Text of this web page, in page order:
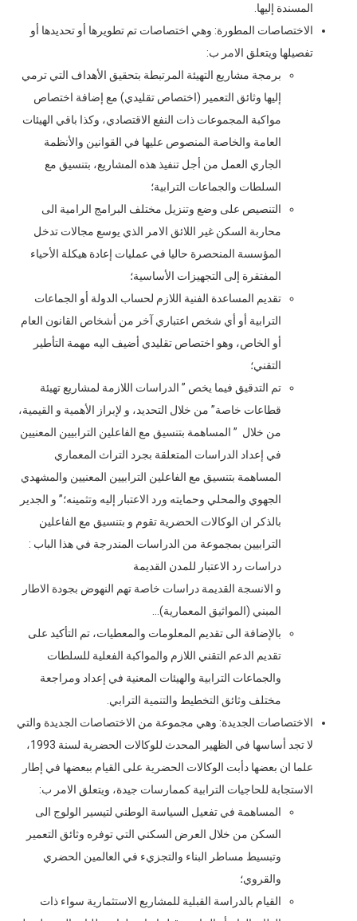
المسندة إليها.
الاختصاصات المطورة: وهي اختصاصات تم تطويرها أو تحديدها أو
تفصيلها ويتعلق الامر ب:
برمجة مشاريع التهيئة المرتبطة بتحقيق الأهداف التي ترمي
إليها وثائق التعمير (اختصاص تقليدي) مع إضافة اختصاص
مواكبة المجموعات ذات النفع الاقتصادي، وكذا باقي الهيئات
العامة والخاصة المنصوص عليها في القوانين والأنظمة
الجاري العمل من أجل تنفيذ هذه المشاريع، بتنسيق مع
السلطات والجماعات الترابية؛
التنصيص على وضع وتنزيل مختلف البرامج الرامية الى
محاربة السكن غير اللائق الامر الذي يوسع مجالات تدخل
المؤسسة المنحصرة حاليا في عمليات إعادة هيكلة الأحياء
المفتقرة إلى التجهيزات الأساسية؛
تقديم المساعدة الفنية اللازم لحساب الدولة أو الجماعات
الترابية أو أي شخص اعتباري آخر من أشخاص القانون العام
أو الخاص، وهو اختصاص تقليدي أضيف اليه مهمة التأطير
التقني؛
تم التدقيق فيما يخص ” الدراسات اللازمة لمشاريع تهيئة
قطاعات خاصة” من خلال التحديد، و لإبراز الأهمية و القيمية،
من خلال ” المساهمة بتنسيق مع الفاعلين الترابيين المعنيين
في إعداد الدراسات المتعلقة بجرد التراث المعماري
المساهمة بتنسيق مع الفاعلين الترابيين المعنيين والمشهدي
الجهوي والمحلي وحمايته ورد الاعتبار إليه وتثمينه؛” و الجدير
بالذكر ان الوكالات الحضرية تقوم و بتنسيق مع الفاعلين
الترابيين بمجموعة من الدراسات المندرجة في هذا الباب :
دراسات رد الاعتبار للمدن القديمة
و الانسجة القديمة دراسات خاصة تهم النهوض بجودة الاطار
المبني (المواثيق المعمارية)…
بالإضافة الى تقديم المعلومات والمعطيات، تم التأكيد على
تقديم الدعم التقني اللازم والمواكبة الفعلية للسلطات
والجماعات الترابية والهيئات المعنية في إعداد ومراجعة
مختلف وثائق التخطيط والتنمية الترابي.
الاختصاصات الجديدة: وهي مجموعة من الاختصاصات الجديدة والتي
لا تجد أساسها في الظهير المحدث للوكالات الحضرية لسنة 1993،
علما ان بعضها دأبت الوكالات الحضرية على القيام ببعضها في إطار
الاستجابة للحاجيات الترابية كممارسات جيدة، ويتعلق الامر ب:
المساهمة في تفعيل السياسة الوطني لتيسير الولوج الى
السكن من خلال العرض السكني التي توفره وثائق التعمير
وتبسيط مساطر البناء والتجزيء في العالمين الحضري
والقروي؛
القيام بالدراسة القبلية للمشاريع الاستثمارية سواء ذات